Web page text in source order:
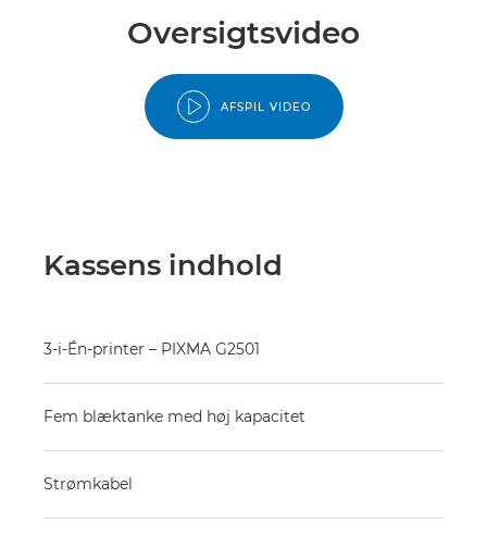
Oversigtsvideo
AFSPIL VIDEO
Kassens indhold
3-i-Én-printer – PIXMA G2501
Fem blæktanke med høj kapacitet
Strømkabel